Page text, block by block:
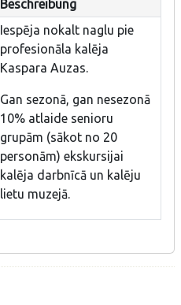
Beschreibung
Iespēja nokalt naglu pie
profesionāla kalēja
Kaspara Auzas.
Gan sezonā, gan nesezonā
10% atlaide senioru
grupām (sākot no 20
personām) ekskursijai
kalēja darbnīcā un kalēju
lietu muzejā.